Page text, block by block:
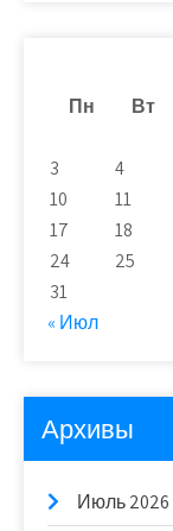
Пн
Вт
3
4
10
11
17
18
24
25
31
« Июл
Архивы
Июль 2026